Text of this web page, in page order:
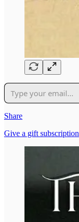
Share
Give a gift subscription